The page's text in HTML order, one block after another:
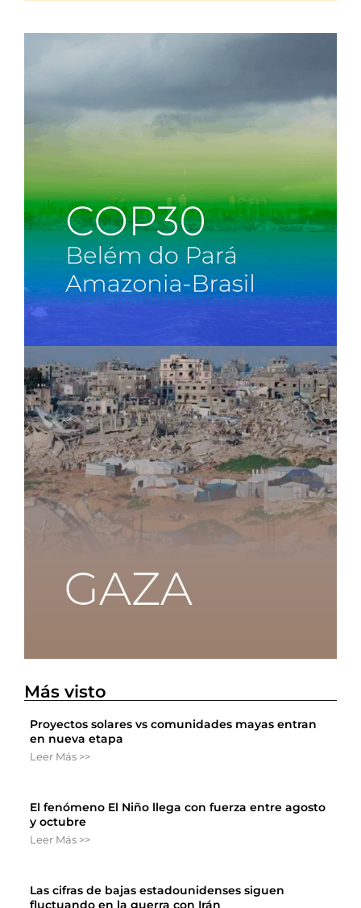
Más visto
Proyectos solares vs comunidades mayas entran
en nueva etapa
Leer Más >>
El fenómeno El Niño llega con fuerza entre agosto
y octubre
Leer Más >>
Las cifras de bajas estadounidenses siguen
fluctuando en la guerra con Irán